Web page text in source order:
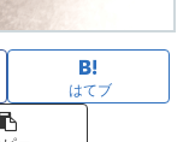
はてブ